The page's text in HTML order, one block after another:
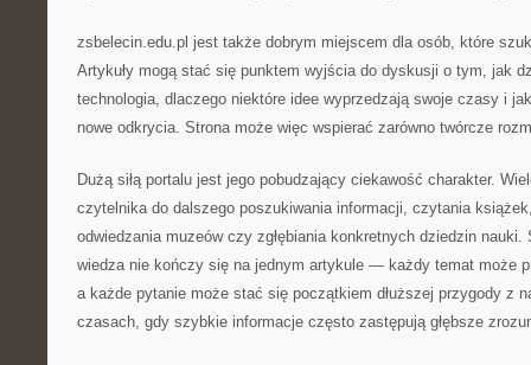
zsbelecin.edu.pl jest także dobrym miejscem dla osób, które
Artykuły mogą stać się punktem wyjścia do dyskusji o tym, jak
technologia, dlaczego niektóre idee wyprzedzają swoje czasy i
nowe odkrycia. Strona może więc wspierać zarówno twórcze
Dużą siłą portalu jest jego pobudzający ciekawość charakter.
czytelnika do dalszego poszukiwania informacji, czytania
odwiedzania muzeów czy zgłębiania konkretnych dziedzin nauki.
wiedza nie kończy się na jednym artykule — każdy temat może
a każde pytanie może stać się początkiem dłuższej przygody z
czasach, gdy szybkie informacje często zastępują głębsze